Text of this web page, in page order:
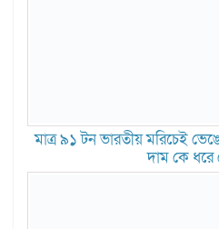
মাত্র ৯১ টন ভারতীয় মরিচেই
দাম কে ধরে